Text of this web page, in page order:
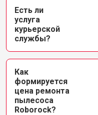
Есть ли
услуга
курьерской
службы?
Как
формируется
цена ремонта
пылесоса
Roborock?